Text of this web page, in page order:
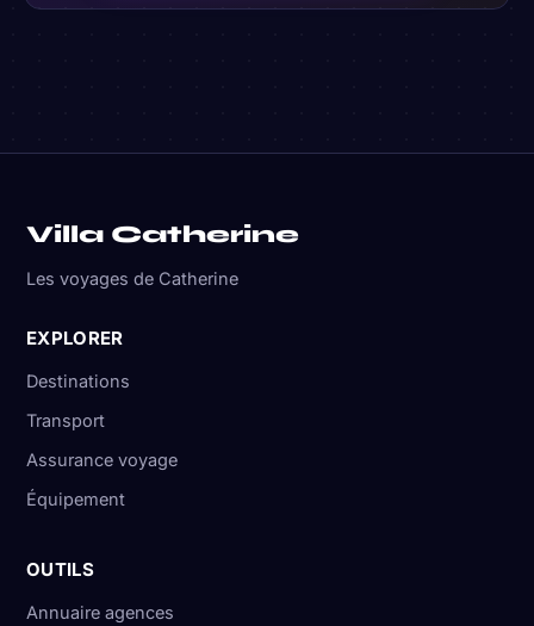
Villa Catherine
Les voyages de Catherine
EXPLORER
Destinations
Transport
Assurance voyage
Équipement
OUTILS
Annuaire agences